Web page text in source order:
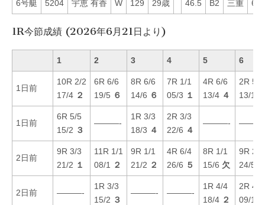
6号艇 5204 宇恵 有香 W 129 29歳 46.5 B2 三重 69
1R今節成績 (2026年6月21日より)
1 2 3 4 5 6
1日前
10R 2/2
17/4 ２
6R 6/6
19/5 ６
8R 6/6
14/6 ６
7R 1/1
05/3 １
4R 6/6
13/4 ４
2R 5/5
13/1
1日前
6R 5/5
15/2 ３
———-
1R 3/3
18/3 ４
2R 3/3
22/6 ４
———-
2日前
9R 3/3
21/2 １
11R 1/1
08/1
２
9R 1/1
21/2 ２
4R 6/4
26/6 ５
8R 1/1
15/6 欠
9R 2/2
24/5
2日前 ———-
1R 3/3
15/2 ３
———- ———-
1R 4/4
18/4 ２
2R 4/4
09/1